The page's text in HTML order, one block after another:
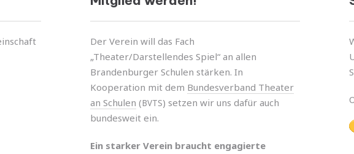
Der Verein will das Fach
„Theater/Darstellendes Spiel“ an allen
Brandenburger Schulen stär­ken. In
Kooperation mit dem Bundesverband Theater
an Schulen (BVTS) setzen wir uns dafür auch
bundes­weit ein.
Ein star­ker Verein braucht enga­gierte